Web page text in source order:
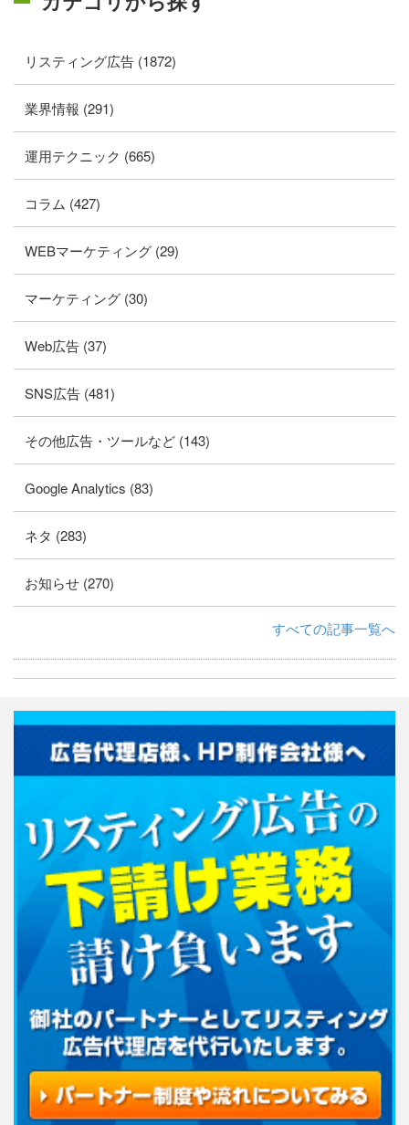
リスティング広告 (1872)
業界情報 (291)
運用テクニック (665)
コラム (427)
WEBマーケティング (29)
マーケティング (30)
Web広告 (37)
SNS広告 (481)
その他広告・ツールなど (143)
Google Analytics (83)
ネタ (283)
お知らせ (270)
すべての記事一覧へ